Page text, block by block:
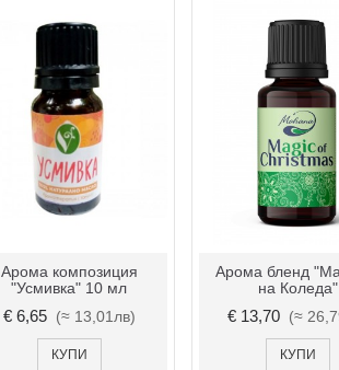
Арома композиция
"Усмивка" 10 мл
€ 6,65 (≈ 13,01лв)
КУПИ
Арома бленд
на Коледа"
€ 13,70 (≈
КУПИ